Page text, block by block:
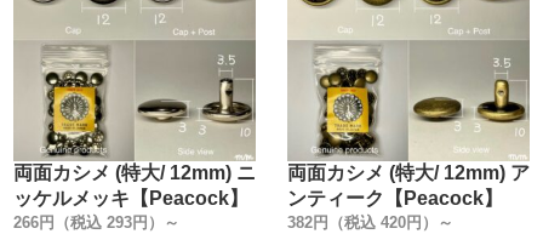
金具を止める作業において【金具メーカーの規格に合わせ
て作った工具】を使う事が必須なんです。
ネット通販等で販売されている打駒は、安価な物から高価
な物まで様々です。
共通しているのは『どこの金具メーカーに合わせて作った
工具なのか』の記載が無い事です。
金具が主体の工具なのに、使う金具にこだわりが無いんで
両面カシメ (特大/ 12mm) ニ
ッケルメッキ【Peacock】
266円（税込 293円）～
両面カシメ (特大/ 12mm) ア
ンティーク【Peacock】
382円（税込 420円）～